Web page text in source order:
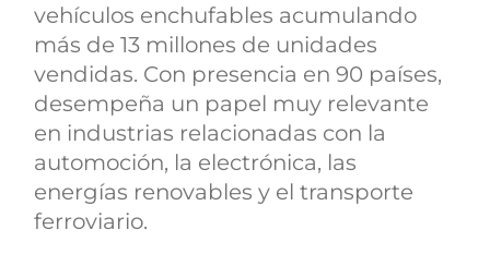
vehículos enchufables acumulando
más de 13 millones de unidades
vendidas. Con presencia en 90 países,
desempeña un papel muy relevante
en industrias relacionadas con la
automoción, la electrónica, las
energías renovables y el transporte
ferroviario.